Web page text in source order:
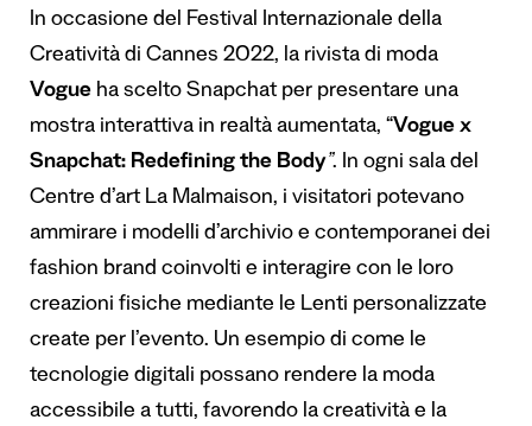
In occasione del Festival Internazionale della
Creatività di Cannes 2022, la rivista di moda
Vogue ha scelto Snapchat per presentare una
mostra interattiva in realtà aumentata, “Vogue x
Snapchat: Redefining the Body”. In ogni sala del
Centre d’art La Malmaison, i visitatori potevano
ammirare i modelli d’archivio e contemporanei dei
fashion brand coinvolti e interagire con le loro
creazioni fisiche mediante le Lenti personalizzate
create per l’evento. Un esempio di come le
tecnologie digitali possano rendere la moda
accessibile a tutti, favorendo la creatività e la